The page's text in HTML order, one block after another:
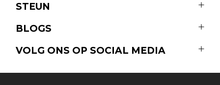
STEUN
BLOGS
VOLG ONS OP SOCIAL MEDIA